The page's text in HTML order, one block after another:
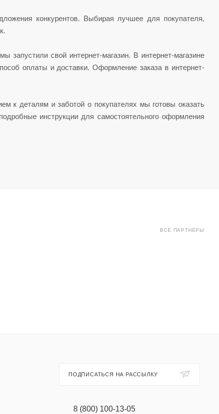
конкурентов. Выбирая лучшее для покупателя,
запустили свой интернет-магазин. В интернет-магазине
оплаты и доставки. Оформление заказа в интернет-
к деталям и заботой о покупателях мы готовы оказать
инструкции для самостоятельного оформления
ВСЕ ПАРТНЁРЫ
ПОДПИСАТЬСЯ НА РАССЫЛКУ
8 (800) 100-13-05